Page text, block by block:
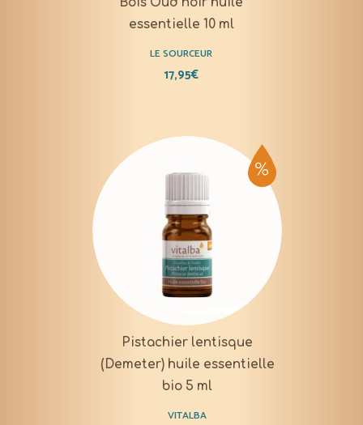
essentielle 10 ml
LE SOURCEUR
17,95€
Pistachier lentisque
(Demeter) huile essentielle
bio 5 ml
VITALBA